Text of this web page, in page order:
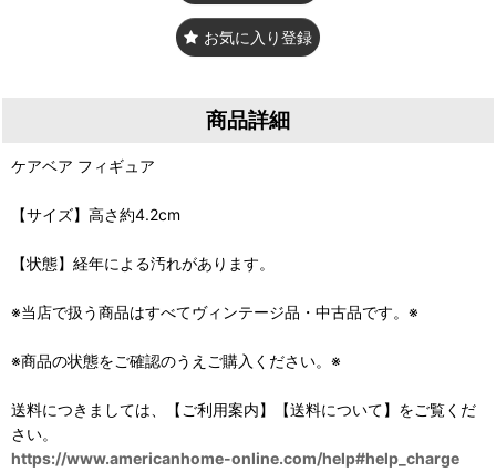
お気に入り登録
商品詳細
ケアベア フィギュア
【サイズ】高さ約4.2cm
【状態】経年による汚れがあります。
※当店で扱う商品はすべてヴィンテージ品・中古品です。※
※商品の状態をご確認のうえご購入ください。※
送料につきましては、【ご利用案内】【送料について】をご覧くだ
さい。
https://www.americanhome-online.com/help#help_charge